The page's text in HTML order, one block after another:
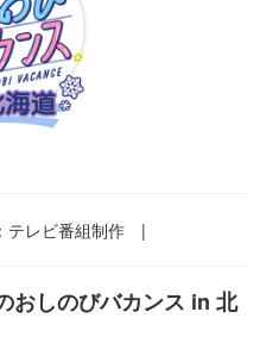
テレビ番組制作 |
おしのびバカンス in 北